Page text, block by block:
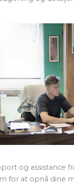
og assistance
for at opnå dine